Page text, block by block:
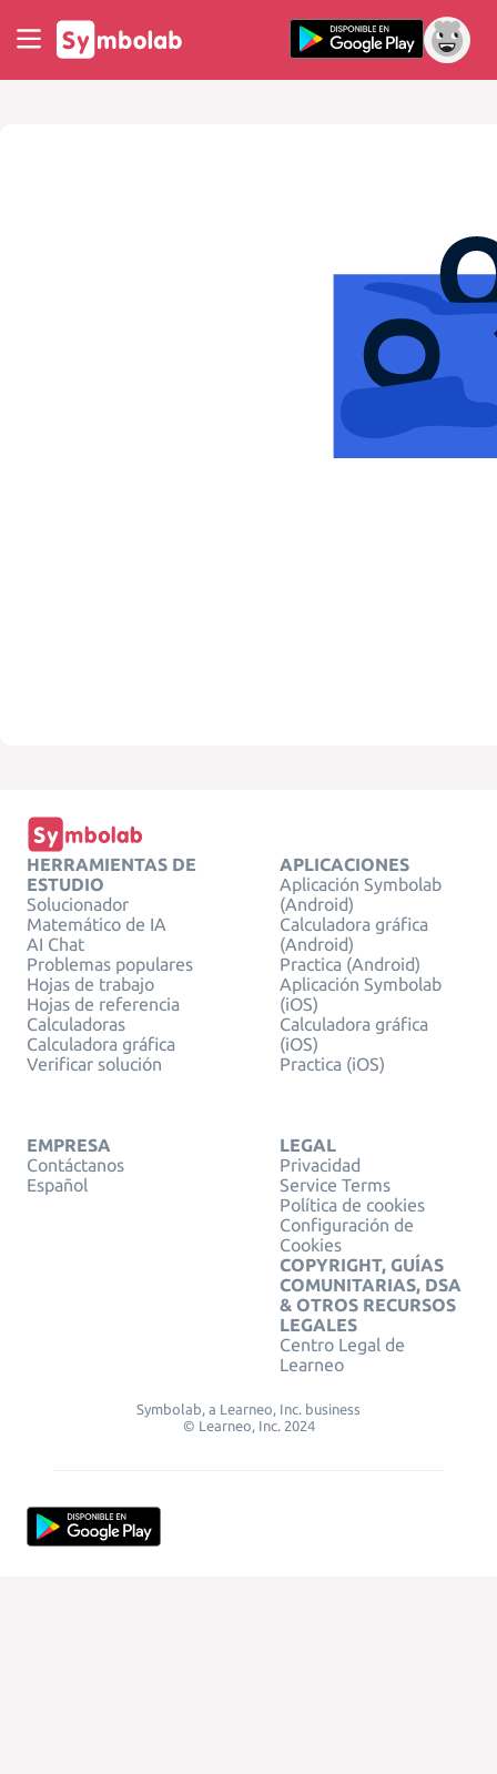
HERRAMIENTAS DE
ESTUDIO
Solucionador
Matemático de IA
AI Chat
Problemas populares
Hojas de trabajo
Hojas de referencia
Calculadoras
Calculadora gráfica
Verificar solución
APLICACIONES
Aplicación Symbolab
(Android)
Calculadora gráfica
(Android)
Practica (Android)
Aplicación Symbolab
(iOS)
Calculadora gráfica
(iOS)
Practica (iOS)
EMPRESA
Contáctanos
Español
LEGAL
Privacidad
Service Terms
Política de cookies
Configuración de
Cookies
COPYRIGHT, GUÍAS
COMUNITARIAS, DSA
& OTROS RECURSOS
LEGALES
Centro Legal de
Learneo
Symbolab, a Learneo, Inc. business
© Learneo, Inc. 2024